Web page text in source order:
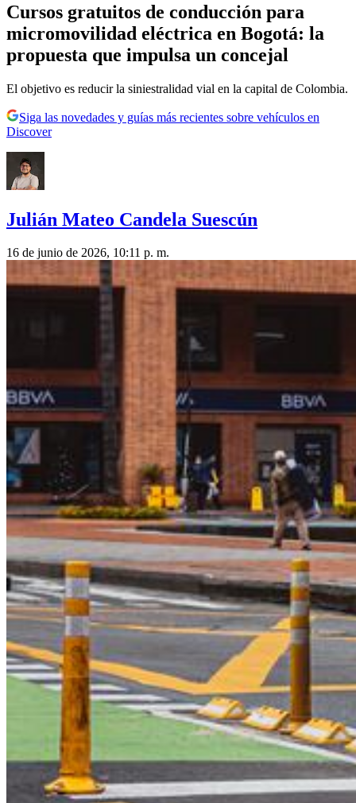
Cursos gratuitos de conducción para
micromovilidad eléctrica en Bogotá: la
propuesta que impulsa un concejal
El objetivo es reducir la siniestralidad vial en la capital de Colombia.
Siga las novedades y guías más recientes sobre vehículos en
Discover
Julián Mateo Candela Suescún
16 de junio de 2026, 10:11 p. m.